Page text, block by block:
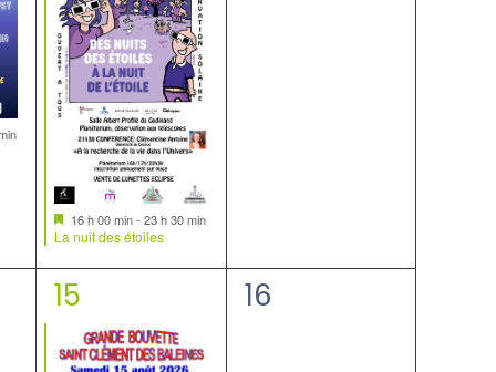
Mis
en
16 h 00 min-23 h 30 min
La nuit des étoiles
2
évènements,
15
0
16